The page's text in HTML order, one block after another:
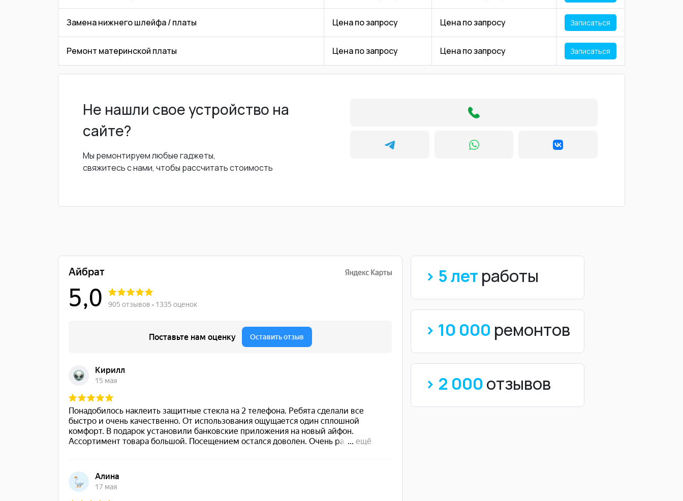
Замена нижнего шлейфа / платы Цена по запросу Цена по запросу Записаться
Ремонт материнской платы Цена по запросу Цена по запросу Записаться
Не нашли свое устройство на
сайте?
Мы ремонтируем любые гаджеты,
свяжитесь с нами, чтобы рассчитать стоимость
> 5 лет работы
> 10 000 ремонтов
> 2 000 отзывов